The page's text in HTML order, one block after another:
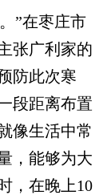
”在枣庄市
张广利家的
防此次寒
段距离布置
像生活中常
，能够为大
，在晚上10